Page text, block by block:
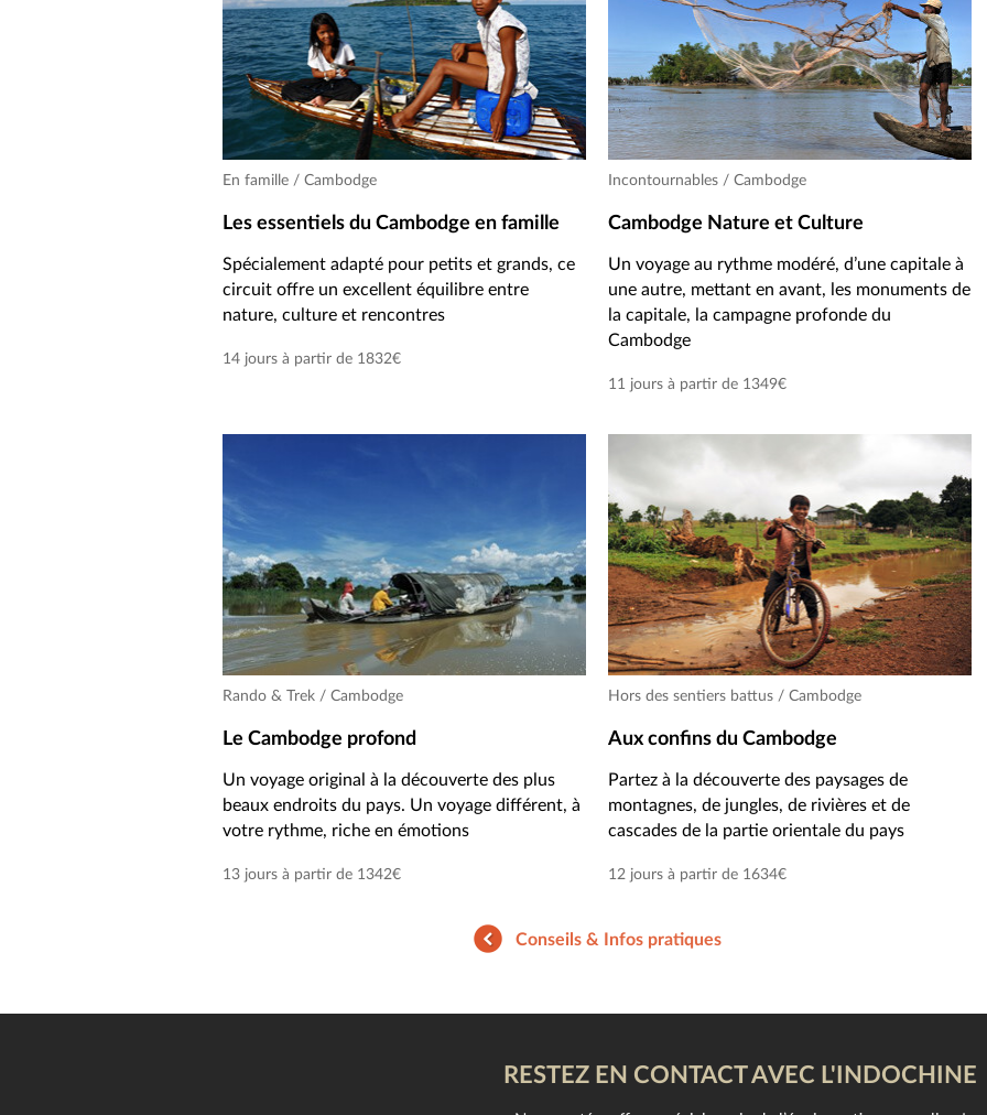
En famille / Cambodge
Les essentiels du Cambodge en famille
Spécialement adapté pour petits et grands, ce
circuit offre un excellent équilibre entre
nature, culture et rencontres
14 jours à partir de 1832€
Incontournables / Cambodge
Cambodge Nature et Culture
Un voyage au rythme modéré, d’une capitale à
une autre, mettant en avant, les monuments de
la capitale, la campagne profonde du
Cambodge
11 jours à partir de 1349€
Rando & Trek / Cambodge
Le Cambodge profond
Un voyage original à la découverte des plus
beaux endroits du pays. Un voyage différent, à
votre rythme, riche en émotions
13 jours à partir de 1342€
Hors des sentiers battus / Cambodge
Aux confins du Cambodge
Partez à la découverte des paysages de
montagnes, de jungles, de rivières et de
cascades de la partie orientale du pays
12 jours à partir de 1634€
Conseils & Infos pratiques
RESTEZ EN CONTACT AVEC L'INDOCHINE